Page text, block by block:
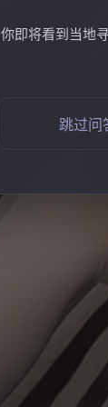
你即将看到当地
跳过问